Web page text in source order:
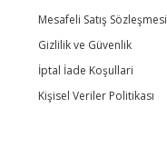
Mesafeli Satış Sözleşmesi
Gizlilik ve Güvenlik
İptal İade Koşullari
Kişisel Veriler Politikası